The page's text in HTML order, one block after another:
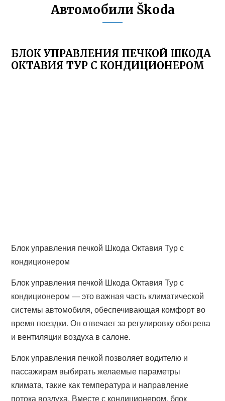
Автомобили Škoda
БЛОК УПРАВЛЕНИЯ ПЕЧКОЙ ШКОДА
ОКТАВИЯ ТУР С КОНДИЦИОНЕРОМ
Блок управления печкой Шкода Октавия Тур с
кондиционером
Блок управления печкой Шкода Октавия Тур с
кондиционером — это важная часть климатической
системы автомобиля, обеспечивающая комфорт во
время поездки. Он отвечает за регулировку обогрева
и вентиляции воздуха в салоне.
Блок управления печкой позволяет водителю и
пассажирам выбирать желаемые параметры
климата, такие как температура и направление
потока воздуха. Вместе с кондиционером, блок